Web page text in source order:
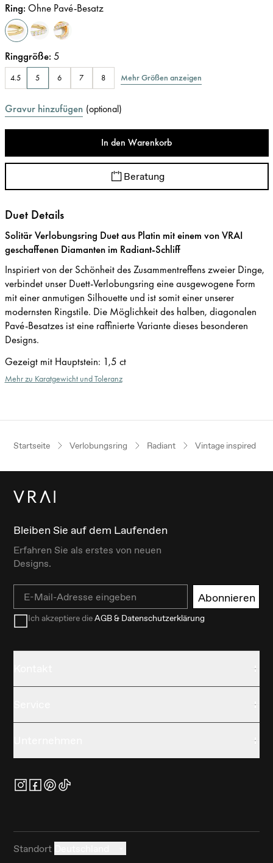
Ring: Ohne Pavé-Besatz
Ringgröße: 5
4.5 5 6 7 8 Mehr Größen anzeigen
Gravur hinzufügen (optional)
In den Warenkorb
Beratung
Duet Details
Solitär Verlobungsring Duet aus Platin mit einem von VRAI
geschaffenen Diamanten im Radiant-Schliff
Inspiriert von der Schönheit des Zusammentreffens zweier Dinge,
verbindet unser Duett-Verlobungsring eine ausgewogene Form
mit einer anmutigen Silhouette und ist somit einer unserer
modernsten Ringstile. Die Möglichkeit des halben, diagonalen
Pavé-Besatzes ist eine raffinierte Variante dieses besonderen
Designs.
Gezeigt mit Hauptstein: 1,5 ct
Mehr zu Karatgewicht und Toleranz
Startseite Verlobungsring Radiant Vintage inspired
Bleiben Sie auf dem Laufenden
Erfahren Sie als erstes von neuen
Designs.
Email Abonnieren
Ich akzeptiere dieAGB & Datenschutzerklärung
Standort